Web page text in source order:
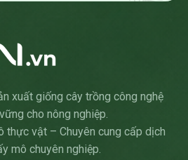
xuất giống cây trồng công nghệ
cho nông nghiệp.
thực vật – Chuyên cung cấp dịch
mô chuyên nghiệp.